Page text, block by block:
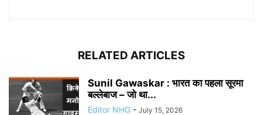
RELATED ARTICLES
Sunil Gawaskar : भारत का पहला सूरमा
बल्लेबाज – जो था...
Editor NHG - July 15, 2026